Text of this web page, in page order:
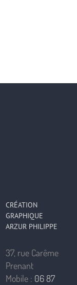
CRÉATION
GRAPHIQUE
ARZUR PHILIPPE
37, rue Carême
Prenant
Mobile : 06 87